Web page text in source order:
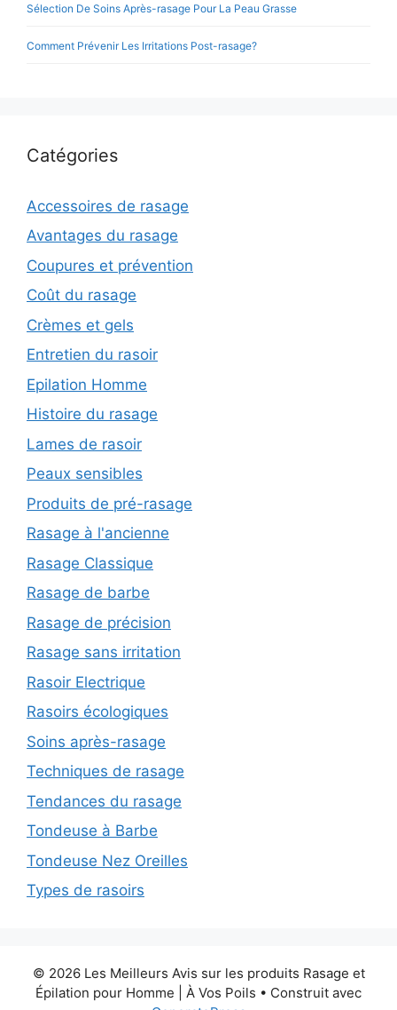
Sélection De Soins Après-rasage Pour La Peau Grasse
Comment Prévenir Les Irritations Post-rasage?
Catégories
Accessoires de rasage
Avantages du rasage
Coupures et prévention
Coût du rasage
Crèmes et gels
Entretien du rasoir
Epilation Homme
Histoire du rasage
Lames de rasoir
Peaux sensibles
Produits de pré-rasage
Rasage à l'ancienne
Rasage Classique
Rasage de barbe
Rasage de précision
Rasage sans irritation
Rasoir Electrique
Rasoirs écologiques
Soins après-rasage
Techniques de rasage
Tendances du rasage
Tondeuse à Barbe
Tondeuse Nez Oreilles
Types de rasoirs
© 2026 Les Meilleurs Avis sur les produits Rasage et
Épilation pour Homme | À Vos Poils • Construit avec